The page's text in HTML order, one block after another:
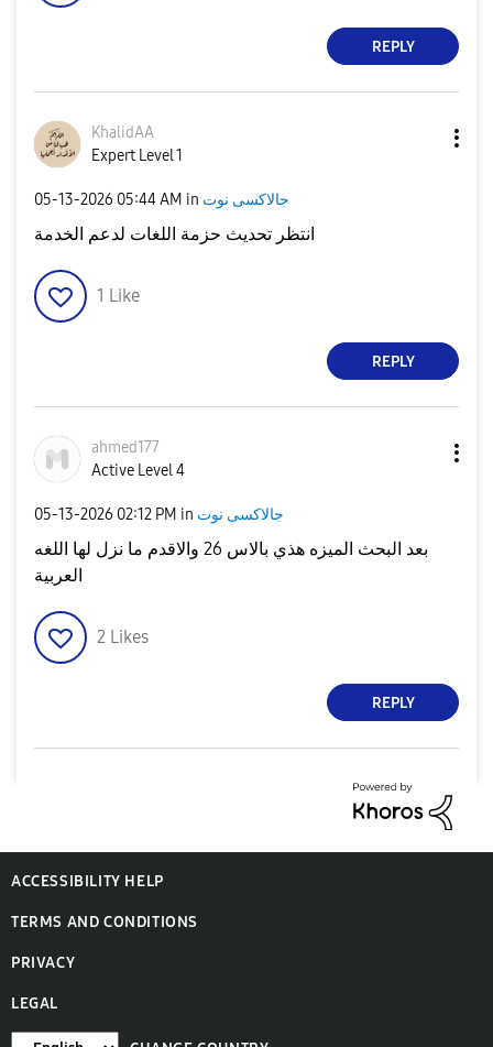
REPLY
KhalidAA
Expert Level 1
‎05-13-2026 05:44 AM in جالاكسى نوت
انتظر تحديث حزمة اللغات لدعم الخدمة
1 Like
REPLY
ahmed177
Active Level 4
‎05-13-2026 02:12 PM in جالاكسى نوت
بعد البحث الميزه هذي بالاس 26 والاقدم ما نزل لها اللغه
العربية
2 Likes
REPLY
ACCESSIBILITY HELP
TERMS AND CONDITIONS
PRIVACY
LEGAL